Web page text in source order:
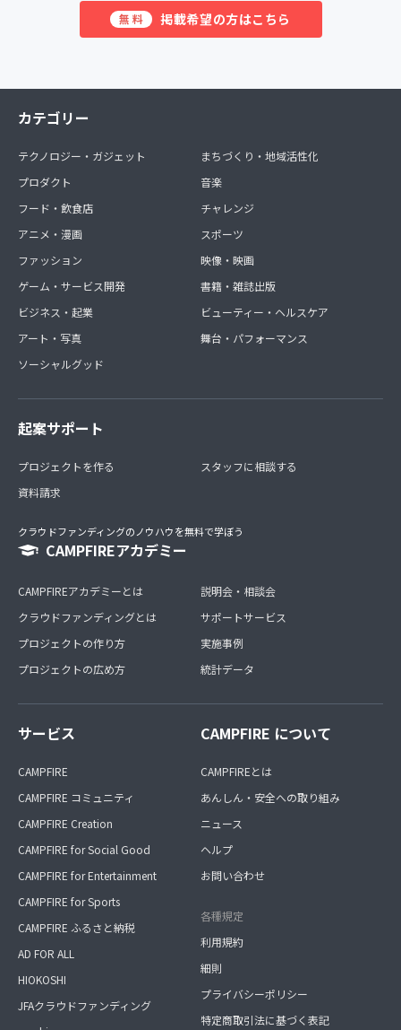
無料 掲載希望の方はこちら
カテゴリー
テクノロジー・ガジェット
プロダクト
フード・飲食店
アニメ・漫画
ファッション
ゲーム・サービス開発
ビジネス・起業
アート・写真
ソーシャルグッド
まちづくり・地域活性化
音楽
チャレンジ
スポーツ
映像・映画
書籍・雑誌出版
ビューティー・ヘルスケア
舞台・パフォーマンス
起案サポート
プロジェクトを作る
資料請求
スタッフに相談する
クラウドファンディングのノウハウを無料で学ぼう
CAMPFIREアカデミー
CAMPFIREアカデミーとは
クラウドファンディングとは
プロジェクトの作り方
プロジェクトの広め方
説明会・相談会
サポートサービス
実施事例
統計データ
サービス
CAMPFIRE
CAMPFIRE コミュニティ
CAMPFIRE Creation
CAMPFIRE for Social Good
CAMPFIRE for Entertainment
CAMPFIRE for Sports
CAMPFIRE ふるさと納税
AD FOR ALL
HIOKOSHI
JFAクラウドファンディング
CAMPFIRE について
CAMPFIREとは
あんしん・安全への取り組み
ニュース
ヘルプ
お問い合わせ
各種規定
利用規約
細則
プライバシーポリシー
特定商取引法に基づく表記